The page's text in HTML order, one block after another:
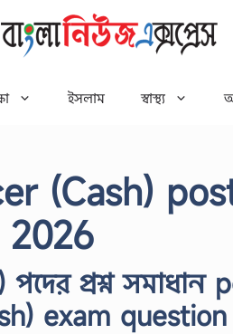
ইসলাম স্বাস্থ্য
(Cash)
প্রশ্ন সমাধান
exam